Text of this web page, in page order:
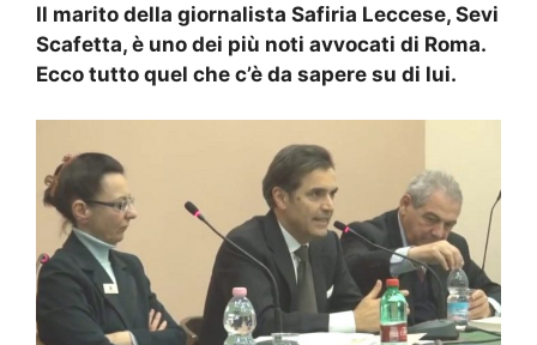
Il marito della giornalista Safiria Leccese, Sevi
Scafetta, è uno dei più noti avvocati di Roma.
Ecco tutto quel che c’è da sapere su di lui.